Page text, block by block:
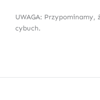
UWAGA:
cybuch.